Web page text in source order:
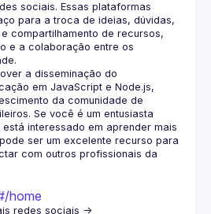
sociais. Essas plataformas
para a troca de ideias, dúvidas,
compartilhamento de recursos,
e a colaboração entre os
a disseminação do
em JavaScript e Node.js,
da comunidade de
Se você é um entusiasta
interessado em aprender mais
ser um excelente recurso para
com outros profissionais da
home